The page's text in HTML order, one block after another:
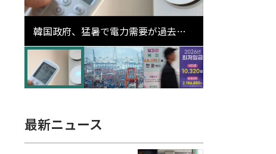
韓国政府、猛暑で電力需要が過去最
高更新の可能性に需給対応体制を点
検
最新ニュース